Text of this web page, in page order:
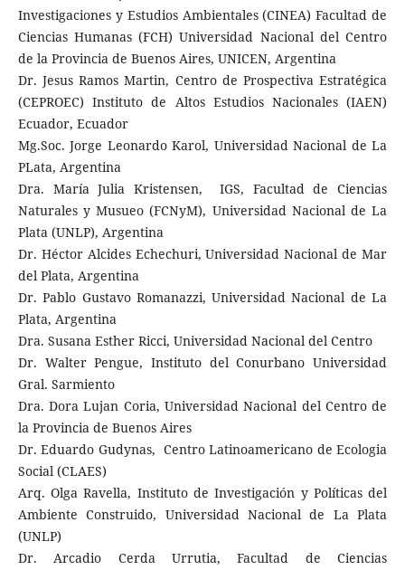
Investigaciones y Estudios Ambientales (CINEA) Facultad de
Ciencias Humanas (FCH) Universidad Nacional del Centro
de la Provincia de Buenos Aires, UNICEN, Argentina
Dr. Jesus Ramos Martin, Centro de Prospectiva Estratégica
(CEPROEC) Instituto de Altos Estudios Nacionales (IAEN)
Ecuador, Ecuador
Mg.Soc. Jorge Leonardo Karol, Universidad Nacional de La
PLata, Argentina
Dra. María Julia Kristensen, IGS, Facultad de Ciencias
Naturales y Musueo (FCNyM), Universidad Nacional de La
Plata (UNLP), Argentina
Dr. Héctor Alcides Echechuri, Universidad Nacional de Mar
del Plata, Argentina
Dr. Pablo Gustavo Romanazzi, Universidad Nacional de La
Plata, Argentina
Dra. Susana Esther Ricci, Universidad Nacional del Centro
Dr. Walter Pengue, Instituto del Conurbano Universidad
Gral. Sarmiento
Dra. Dora Lujan Coria, Universidad Nacional del Centro de
la Provincia de Buenos Aires
Dr. Eduardo Gudynas, Centro Latinoamericano de Ecologia
Social (CLAES)
Arq. Olga Ravella, Instituto de Investigación y Políticas del
Ambiente Construido, Universidad Nacional de La Plata
(UNLP)
Dr. Arcadio Cerda Urrutia, Facultad de Ciencias